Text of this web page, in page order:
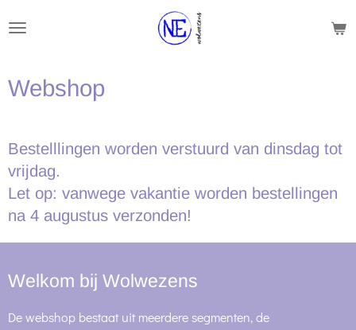
de
Webshop
Bestelllingen worden verstuurd van dinsdag tot
vrijdag.
Let op: vanwege vakantie worden bestellingen
na 4 augustus verzonden!
Welkom bij Wolwezens
De webshop bestaat uit meerdere segmenten, de